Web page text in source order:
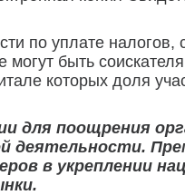
по уплате
быть
которых доля
для поощрения
деятельности.
в укреплении